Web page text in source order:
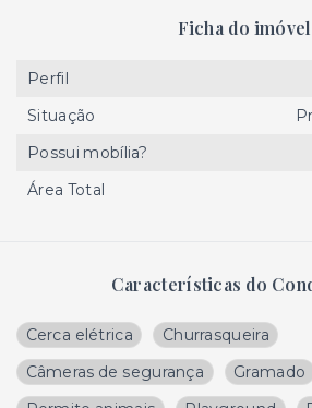
Características do
Cerca elétrica
Churrasqueira
Câmeras de segurança
Gramado
Ficha do imóvel
Perfil
Situação
Possui mobília?
Área Total